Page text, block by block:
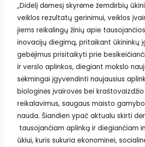
„Didelį dėmesį skyrėme žemdirbių
veiklos rezultatų gerinimui, veiklos
jiems reikalingų žinių apie
inovacijų diegimą, pritaikant ūkininkų
gebėjimus prisitaikyti prie
ir verslo aplinkos, diegiant mokslo
sėkmingai įgyvendinti naujausius
biologinės įvairovės bei
reikalavimus, saugaus maisto
nauda. Šiandien ypač aktualu skirti
tausojančiam aplinką ir diegiančiam
ūkiui, kuris sukuria ekonominei,